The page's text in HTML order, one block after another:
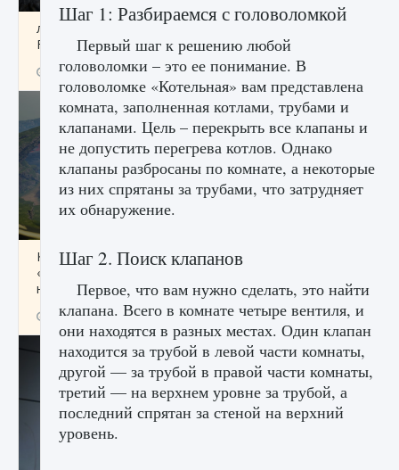
лицензии, лиги, команды и стадионы в EA
FC 25
9 августа 2024 2 395 0 2
Как исправить ошибку Palworld EPalworld
«Идет сохранение мира — Невозможно
начать сохранение данных мира»
9 августа 2024 2 711 0 0
Шаг 1: Разбираемся с головоломкой
Первый шаг к решению любой
головоломки – это ее понимание. В
головоломке «Котельная» вам представлена ​​
комната, заполненная котлами, трубами и
клапанами. Цель – перекрыть все клапаны и
не допустить перегрева котлов. Однако
клапаны разбросаны по комнате, а некоторые
из них спрятаны за трубами, что затрудняет
их обнаружение.
Шаг 2. Поиск клапанов
Первое, что вам нужно сделать, это найти
клапана. Всего в комнате четыре вентиля, и
они находятся в разных местах. Один клапан
находится за трубой в левой части комнаты,
другой — за трубой в правой части комнаты,
третий — на верхнем уровне за трубой, а
последний спрятан за стеной на верхний
уровень.